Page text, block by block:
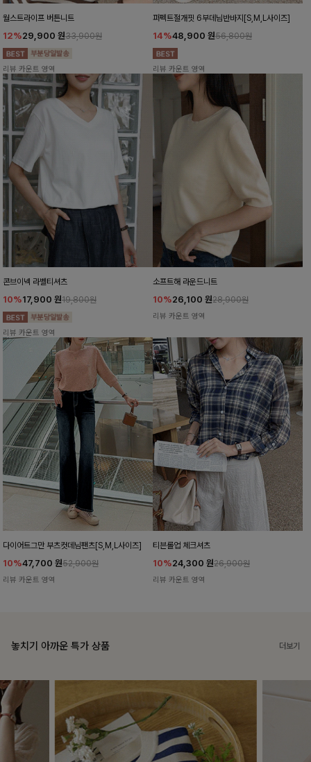
월스트라이프 버튼니트
12%29,900 원33,900원
리뷰 카운트 영역
퍼펙트절개핏 6부데님반바지[S,M,L사이즈]
14%48,900 원56,800원
리뷰 카운트 영역
콘브이넥 라벨티셔츠
10%17,900 원19,800원
리뷰 카운트 영역
소프트해 라운드니트
10%26,100 원28,900원
리뷰 카운트 영역
다이어트그만 부츠컷데님팬츠[S,M,L사이즈]
10%47,700 원52,900원
리뷰 카운트 영역
티븐롤업 체크셔츠
10%24,300 원26,900원
리뷰 카운트 영역
놓치기 아까운 특가 상품 더보기